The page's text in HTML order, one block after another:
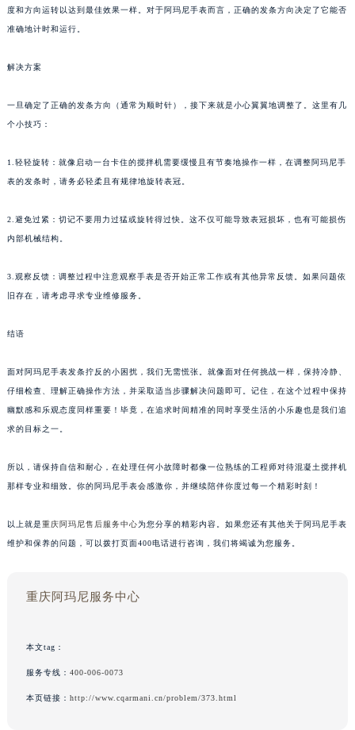
度和方向运转以达到最佳效果一样。对于阿玛尼手表而言，正确的发条方向决定了它能否
准确地计时和运行。
解决方案
一旦确定了正确的发条方向（通常为顺时针），接下来就是小心翼翼地调整了。这里有几
个小技巧：
1.轻轻旋转：就像启动一台卡住的搅拌机需要缓慢且有节奏地操作一样，在调整阿玛尼手
表的发条时，请务必轻柔且有规律地旋转表冠。
2.避免过紧：切记不要用力过猛或旋转得过快。这不仅可能导致表冠损坏，也有可能损伤
内部机械结构。
3.观察反馈：调整过程中注意观察手表是否开始正常工作或有其他异常反馈。如果问题依
旧存在，请考虑寻求专业维修服务。
结语
面对阿玛尼手表发条拧反的小困扰，我们无需慌张。就像面对任何挑战一样，保持冷静、
仔细检查、理解正确操作方法，并采取适当步骤解决问题即可。记住，在这个过程中保持
幽默感和乐观态度同样重要！毕竟，在追求时间精准的同时享受生活的小乐趣也是我们追
求的目标之一。
所以，请保持自信和耐心，在处理任何小故障时都像一位熟练的工程师对待混凝土搅拌机
那样专业和细致。你的阿玛尼手表会感激你，并继续陪伴你度过每一个精彩时刻！
以上就是重庆阿玛尼售后服务中心为您分享的精彩内容。如果您还有其他关于阿玛尼手表
维护和保养的问题，可以拨打页面400电话进行咨询，我们将竭诚为您服务。
重庆阿玛尼服务中心
本文tag：
服务专线： 400-006-0073
本页链接： http://www.cqarmani.cn/problem/373.html